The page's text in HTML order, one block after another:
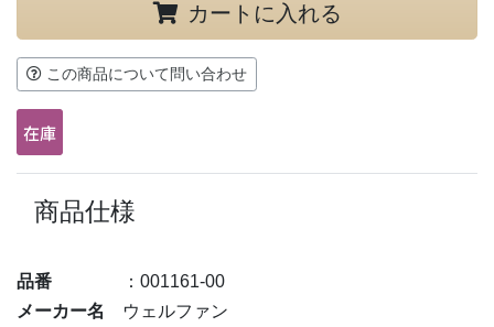
カートに入れる
この商品について問い合わせ
商品仕様
品番
：001161-00
メーカー名
ウェルファン